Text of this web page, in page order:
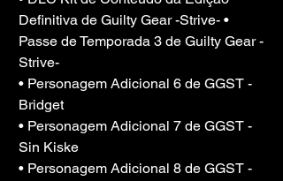
Definitiva de Guilty Gear -Strive- •
Passe de Temporada 3 de Guilty Gear -
Strive-
• Personagem Adicional 6 de GGST -
Bridget
• Personagem Adicional 7 de GGST -
Sin Kiske
• Personagem Adicional 8 de GGST -